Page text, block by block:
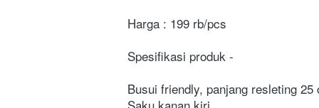
Harga : 199 rb/pcs
Spesifikasi produk -
Busui friendly, panjang resleting 25